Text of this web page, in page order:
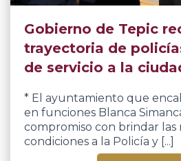
Gobierno de Tepic
trayectoria de
de servicio a la
* El ayuntamiento que
en funciones Blanca
compromiso con brindar las
condiciones a la Policía y [...]